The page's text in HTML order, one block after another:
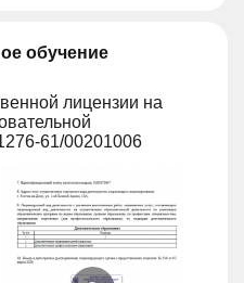
обучение
лицензии на
61/00201006